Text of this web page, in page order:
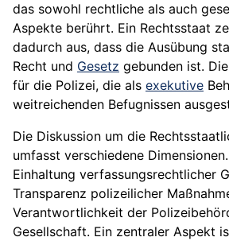
das sowohl rechtliche als auch
Aspekte berührt. Ein Rechtsstaat
dadurch aus, dass die Ausübung
Recht und Gesetz gebunden ist.
für die Polizei, die als exekutive
weitreichenden Befugnissen
Die Diskussion um die
umfasst verschiedene
Einhaltung verfassungsrechtlicher
Transparenz polizeilicher
Verantwortlichkeit der
Gesellschaft. Ein zentraler Aspekt